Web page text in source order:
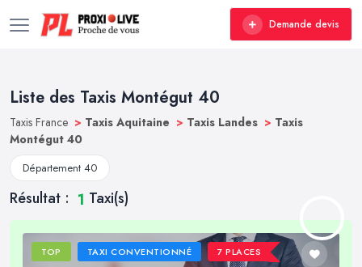
Demande devis
Liste des Taxis Montégut 40
Taxis France > Taxis Aquitaine > Taxis Landes > Taxis
Montégut 40
Département 40
Résultat : 1 Taxi(s)
TOP TAXI CONVENTIONNÉ 7 PLACES